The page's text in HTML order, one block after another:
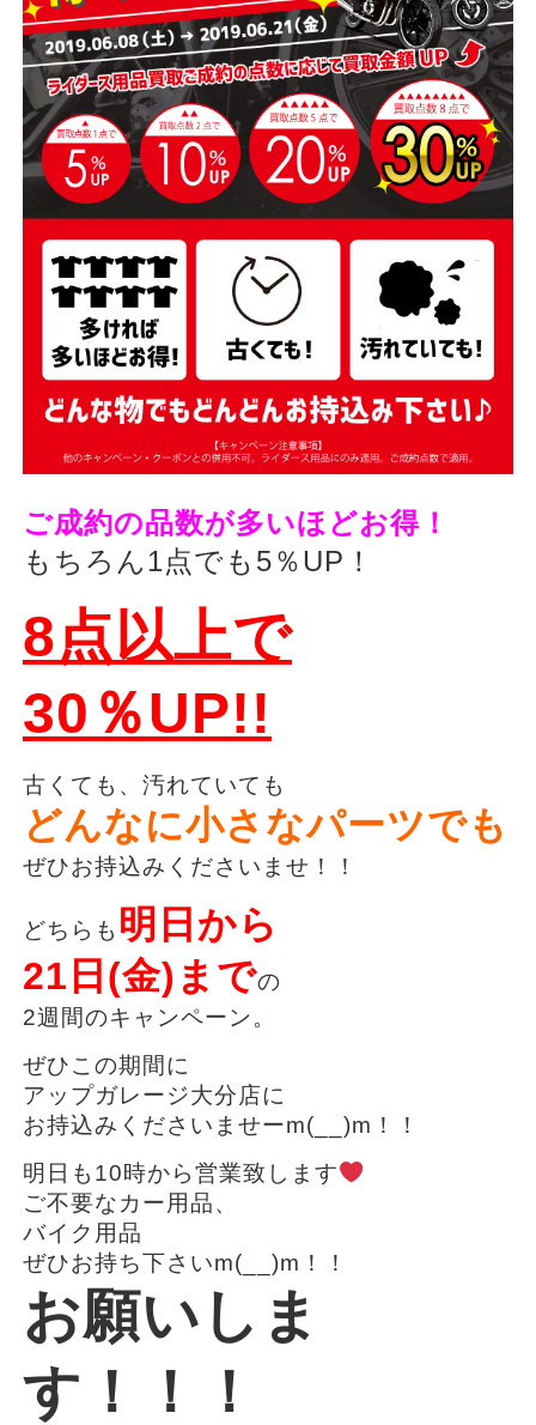
ご成約の品数が多いほどお得！
もちろん1点でも5％UP！
8点以上で
30％UP!!
古くても、汚れていても
どんなに小さなパーツでも
ぜひお持込みくださいませ！！
どちらも 明日から
21日(金)までの
2週間のキャンペーン。
ぜひこの期間に
アップガレージ大分店に
お持込みくださいませーm(__)m！！
明日も10時から営業致します
ご不要なカー用品、
バイク用品
ぜひお持ち下さいm(__)m！！
お願いしま
す！！！